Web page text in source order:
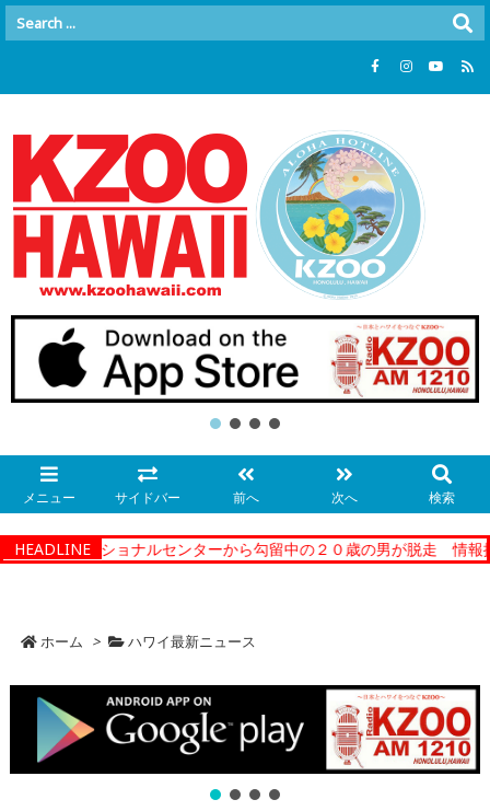
メニュー サイドバー 前へ 次へ 検索
HEADLINE
ィーコレクショナルセンターから勾留中の２０歳の男が脱走 情報提
ホーム > ハワイ最新ニュース